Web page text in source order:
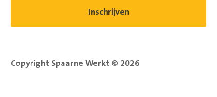
Copyright Spaarne Werkt © 2026